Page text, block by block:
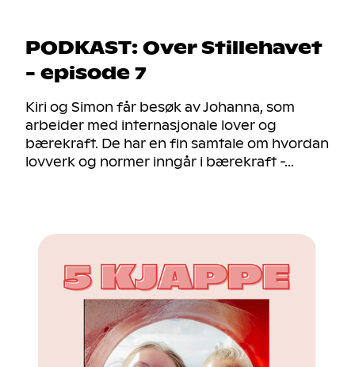
PODKAST: Over Stillehavet
- episode 7
Kiri og Simon får besøk av Johanna, som
arbeider med internasjonale lover og
bærekraft. De har en fin samtale om hvordan
lovverk og normer inngår i bærekraft -...